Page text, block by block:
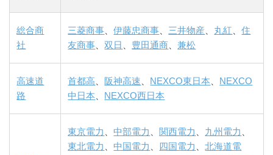
総合商
社
三菱商事 、伊藤忠商事 三井物産 丸紅 、住
友商事
双日 豊田通商 、兼松
高速道
路
首都高 阪神高速 NEXCO東日本
NEXCO
中日本
NEXCO西日本
東京電力 、中部電力 関西電力 九州電力
東北電力
、中国電力 四国電力 、北海道電